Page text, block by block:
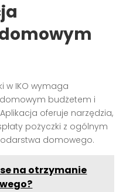
w IKO wymaga
budżetem i
oferuje narzędzia,
pożyczki z ogólnym
domowego.
na otrzymanie